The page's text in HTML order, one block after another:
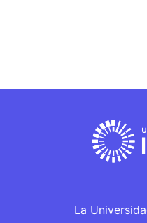
La